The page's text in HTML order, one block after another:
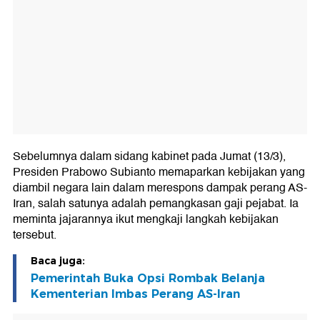
Sebelumnya dalam sidang kabinet pada Jumat (13/3),
Presiden Prabowo Subianto memaparkan kebijakan yang
diambil negara lain dalam merespons dampak perang AS-
Iran, salah satunya adalah pemangkasan gaji pejabat. Ia
meminta jajarannya ikut mengkaji langkah kebijakan
tersebut.
Baca juga:
Pemerintah Buka Opsi Rombak Belanja
Kementerian Imbas Perang AS-Iran